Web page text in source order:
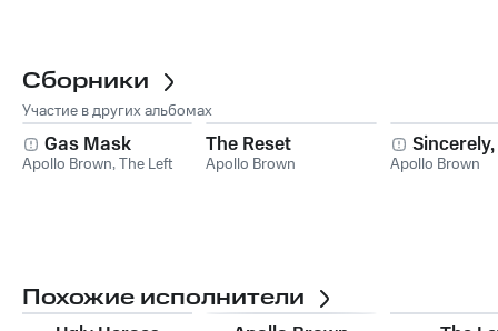
Сборники
Участие в других альбомах
Gas Mask
Apollo Brown,The Left
The Reset
Apollo Brown Apollo Brown
Похожие исполнители